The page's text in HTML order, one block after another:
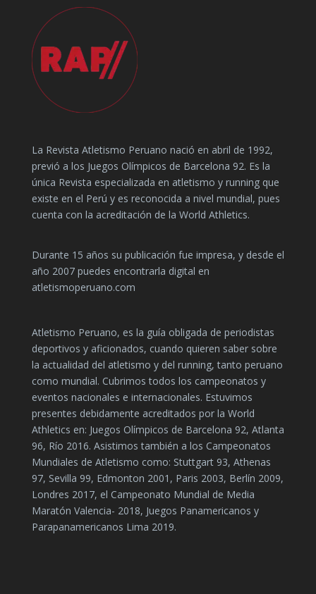
La Revista Atletismo Peruano nació en abril de 1992,
previó a los Juegos Olímpicos de Barcelona 92. Es la
única Revista especializada en atletismo y running que
existe en el Perú y es reconocida a nivel mundial, pues
cuenta con la acreditación de la World Athletics.
Durante 15 años su publicación fue impresa, y desde el
año 2007 puedes encontrarla digital en
atletismoperuano.com
Atletismo Peruano, es la guía obligada de periodistas
deportivos y aficionados, cuando quieren saber sobre
la actualidad del atletismo y del running, tanto peruano
como mundial. Cubrimos todos los campeonatos y
eventos nacionales e internacionales. Estuvimos
presentes debidamente acreditados por la World
Athletics en: Juegos Olímpicos de Barcelona 92, Atlanta
96, Río 2016. Asistimos también a los Campeonatos
Mundiales de Atletismo como: Stuttgart 93, Athenas
97, Sevilla 99, Edmonton 2001, Paris 2003, Berlín 2009,
Londres 2017, el Campeonato Mundial de Media
Maratón Valencia- 2018, Juegos Panamericanos y
Parapanamericanos Lima 2019.